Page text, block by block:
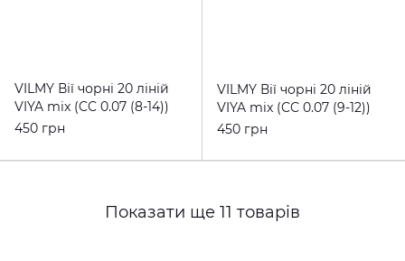
VILMY Вії чорні 20 ліній
VIYA mix (CC 0.07 (8-14))
450 грн
VILMY Вії чорні 20 ліній
VIYA mix (CC 0.07 (9-12))
450 грн
Показати ще 11 товарів